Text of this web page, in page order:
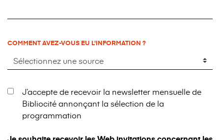
COMMENT AVEZ-VOUS EU L'INFORMATION ?
J’accepte de recevoir la newsletter mensuelle de
Bibliocité annonçant la sélection de la
programmation